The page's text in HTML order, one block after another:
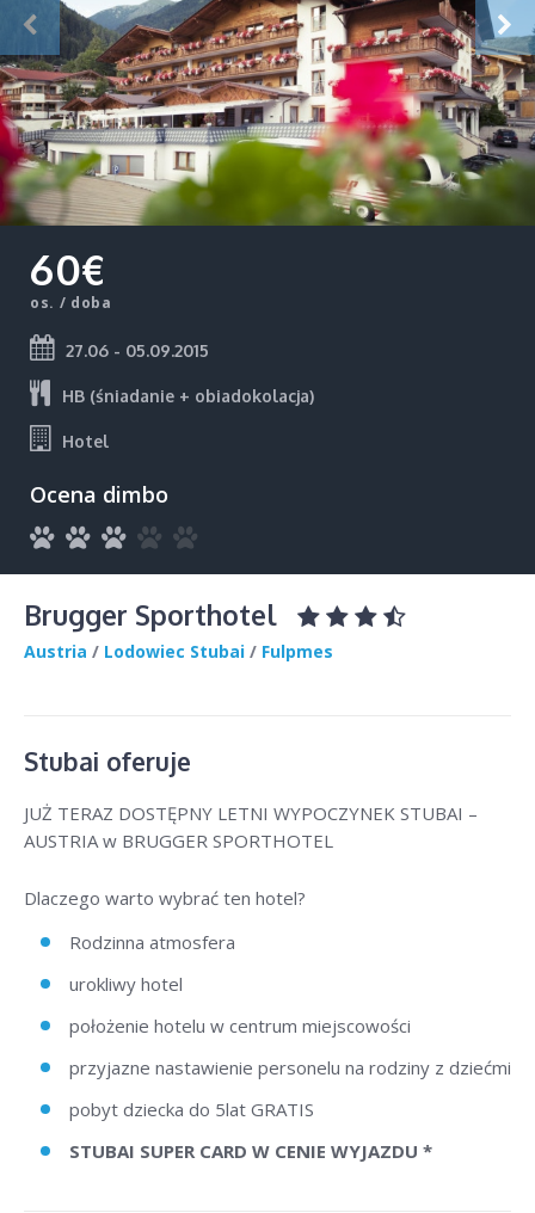
60€
os. / doba
27.06 - 05.09.2015
HB (śniadanie + obiadokolacja)
Hotel
Ocena dimbo
Brugger Sporthotel
Austria / Lodowiec Stubai / Fulpmes
Stubai oferuje
JUŻ TERAZ DOSTĘPNY LETNI WYPOCZYNEK STUBAI –
AUSTRIA w BRUGGER SPORTHOTEL
Dlaczego warto wybrać ten hotel?
Rodzinna atmosfera
urokliwy hotel
położenie hotelu w centrum miejscowości
przyjazne nastawienie personelu na rodziny z dziećmi
pobyt dziecka do 5lat GRATIS
STUBAI SUPER CARD W CENIE WYJAZDU *